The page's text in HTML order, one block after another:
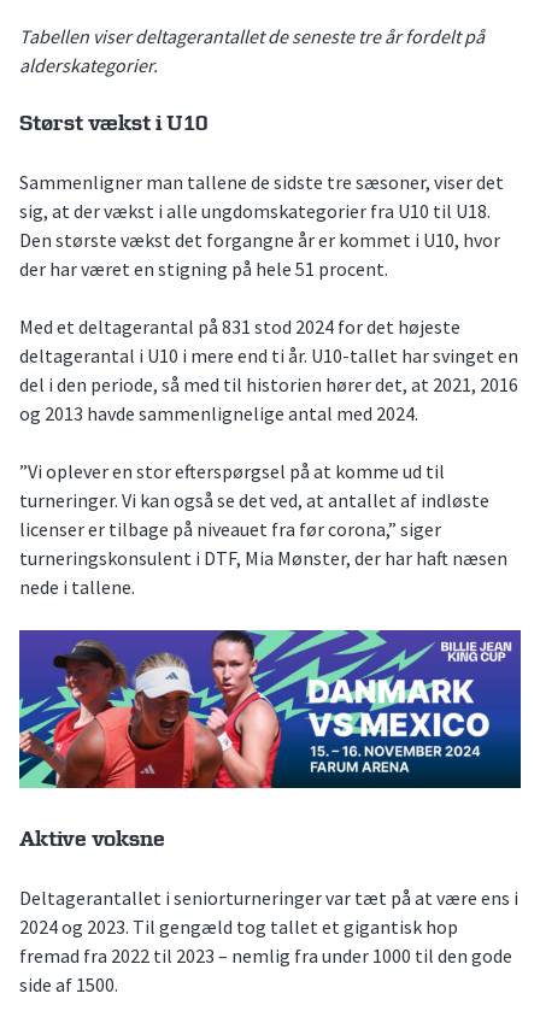
Tabellen viser deltagerantallet de seneste tre år fordelt på
alderskategorier.
Størst vækst i U10
Sammenligner man tallene de sidste tre sæsoner, viser det
sig, at der vækst i alle ungdomskategorier fra U10 til U18.
Den største vækst det forgangne år er kommet i U10, hvor
der har været en stigning på hele 51 procent.
Med et deltagerantal på 831 stod 2024 for det højeste
deltagerantal i U10 i mere end ti år. U10-tallet har svinget en
del i den periode, så med til historien hører det, at 2021, 2016
og 2013 havde sammenlignelige antal med 2024.
”Vi oplever en stor efterspørgsel på at komme ud til
turneringer. Vi kan også se det ved, at antallet af indløste
licenser er tilbage på niveauet fra før corona,” siger
turneringskonsulent i DTF, Mia Mønster, der har haft næsen
nede i tallene.
Aktive voksne
Deltagerantallet i seniorturneringer var tæt på at være ens i
2024 og 2023. Til gengæld tog tallet et gigantisk hop
fremad fra 2022 til 2023 – nemlig fra under 1000 til den gode
side af 1500.